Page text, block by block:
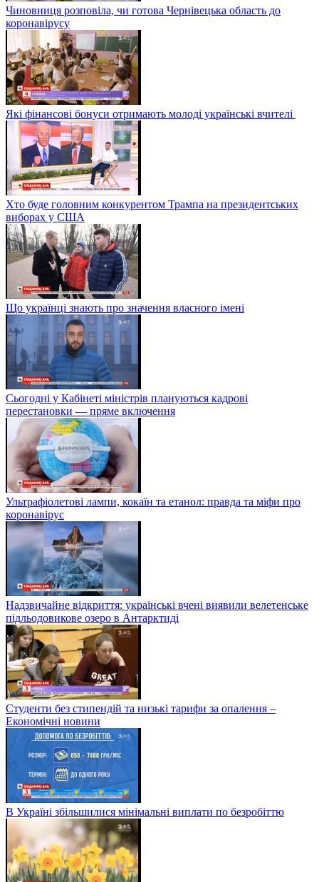
Чиновниця розповіла, чи готова Чернівецька область до
коронавірусу
Які фінансові бонуси отримають молоді українські вчителі
Хто буде головним конкурентом Трампа на президентських
виборах у США
Що українці знають про значення власного імені
Сьогодні у Кабінеті міністрів плануються кадрові
перестановки — пряме включення
Ультрафіолетові лампи, кокаїн та етанол: правда та міфи про
коронавірус
Надзвичайне відкриття: українські вчені виявили велетенське
підльодовикове озеро в Антарктиді
Студенти без стипендій та низькі тарифи за опалення –
Економічні новини
В Україні збільшилися мінімальні виплати по безробіттю